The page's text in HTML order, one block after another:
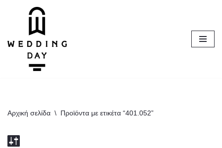
περιεχόμενο
Αρχική σελίδα \ Προϊόντα με ετικέτα “401.052”